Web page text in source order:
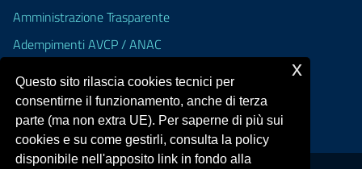
Amministrazione Trasparente
Adempimenti AVCP / ANAC
Dichiarazione di accessibilità
Questo sito rilascia cookies tecnici per
consentirne il funzionamento, anche di terza
parte (ma non extra UE). Per saperne di più sui
cookies e su come gestirli, consulta la policy
disponibile nell'apposito link in fondo alla
x